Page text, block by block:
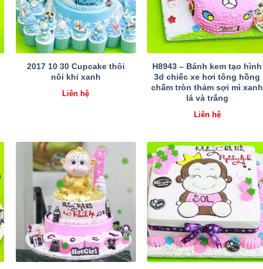
2017 10 30 Cupcake thôi
nôi khỉ xanh
Liên hệ
H8943 – Bánh kem tạo hình
3d chiếc xe hơi tông hồng
chấm tròn thảm sợi mì xanh
lá và trắng
Liên hệ